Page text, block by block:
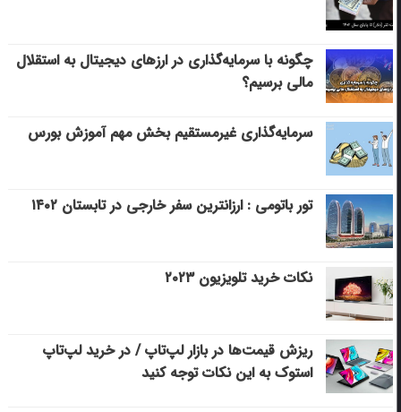
چگونه با سرمایه‌گذاری در ارزهای دیجیتال به استقلال
مالی برسیم؟
سرمایه‌گذاری غیرمستقیم بخش مهم آموزش بورس
تور باتومی : ارزانترین سفر خارجی در تابستان ۱۴۰۲
نکات خرید تلویزیون ۲۰۲۳
ریزش قیمت‌ها در بازار لپ‌تاپ / در خرید لپ‌تاپ
استوک به این نکات توجه کنید